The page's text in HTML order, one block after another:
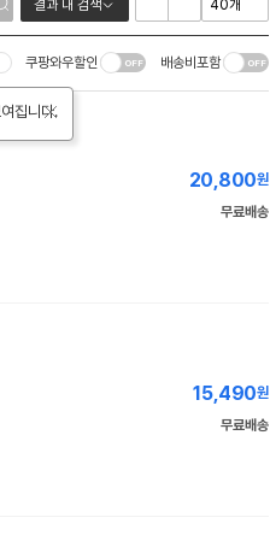
결과 내 검색
집니다.
쿠팡와우할인 배송비포함
20,800원
무료배송
15,490원
무료배송